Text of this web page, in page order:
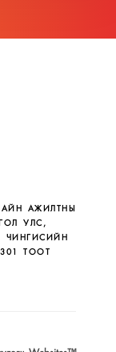
ЁСООР
“САРУУЛ“
АЖИЛТНЫ
УЛС,
ЧИНГИСИЙН
ТООТ